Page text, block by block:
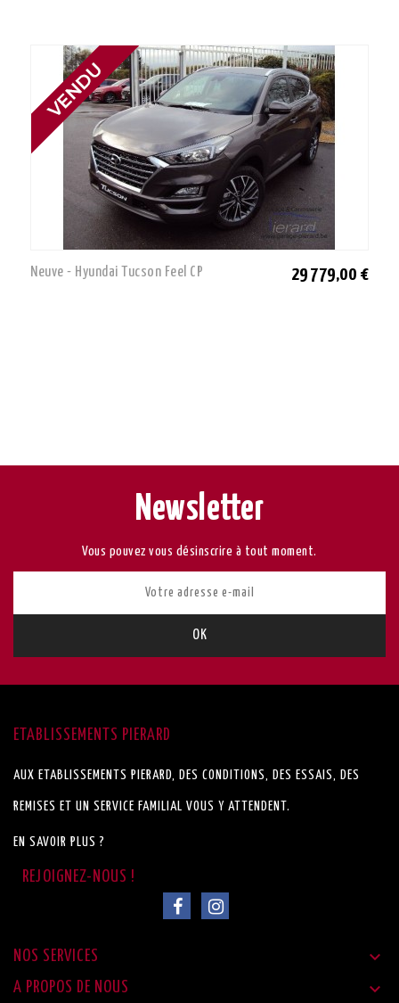
Neuve - Hyundai Tucson Feel CP 29 779,00 €
Newsletter
Vous pouvez vous désinscrire à tout moment.
ETABLISSEMENTS PIERARD
AUX ETABLISSEMENTS PIERARD, DES CONDITIONS, DES ESSAIS, DES
REMISES ET UN SERVICE FAMILIAL VOUS Y ATTENDENT.
EN SAVOIR PLUS ?
NOS SERVICES 
A PROPOS DE NOUS 